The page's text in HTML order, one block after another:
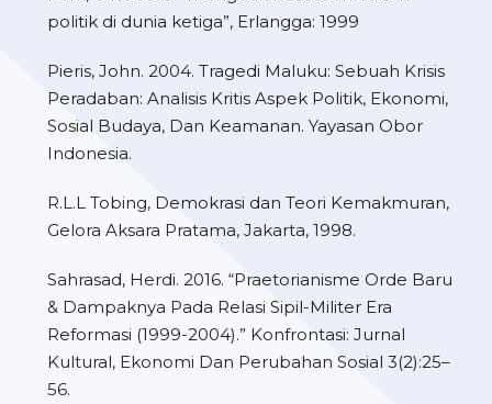
politik di dunia ketiga”, Erlangga: 1999
Pieris, John. 2004. Tragedi Maluku: Sebuah Krisis
Peradaban: Analisis Kritis Aspek Politik, Ekonomi,
Sosial Budaya, Dan Keamanan. Yayasan Obor
Indonesia.
R.L.L Tobing, Demokrasi dan Teori Kemakmuran,
Gelora Aksara Pratama, Jakarta, 1998.
Sahrasad, Herdi. 2016. “Praetorianisme Orde Baru
& Dampaknya Pada Relasi Sipil-Militer Era
Reformasi (1999-2004).” Konfrontasi: Jurnal
Kultural, Ekonomi Dan Perubahan Sosial 3(2):25–
56.